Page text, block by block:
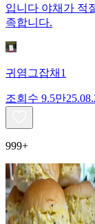
입니다 야채가 적
족합니다.
귀염그잡채1
조회수 9.5만
999+